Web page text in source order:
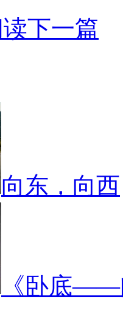
下一篇
向东，向西
《卧底